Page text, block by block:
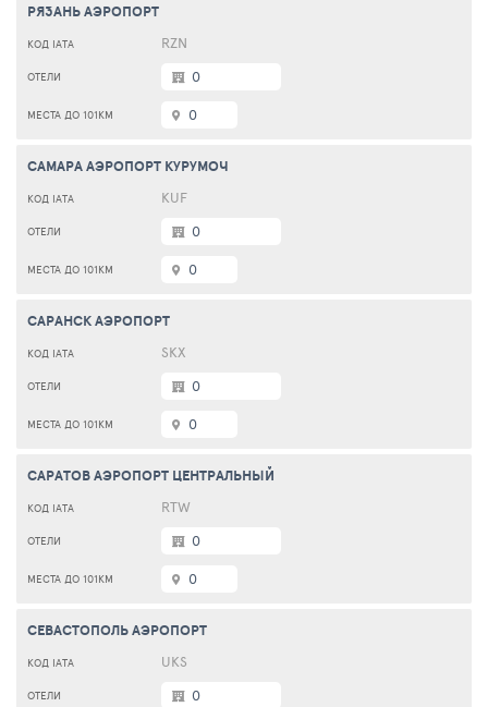
РЯЗАНЬ АЭРОПОРТ
RZN
0
0
САМАРА АЭРОПОРТ КУРУМОЧ
KUF
0
0
САРАНСК АЭРОПОРТ
SKX
0
0
САРАТОВ АЭРОПОРТ ЦЕНТРАЛЬНЫЙ
RTW
0
0
СЕВАСТОПОЛЬ АЭРОПОРТ
UKS
0